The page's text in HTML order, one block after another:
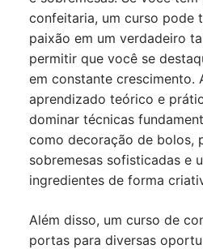
confeitaria, um curso pode
paixão em um verdadeiro
permitir que você se
em constante crescimento.
aprendizado teórico e
dominar técnicas
como decoração de bolos,
sobremesas sofisticadas e
ingredientes de forma
Além disso, um curso de
portas para diversas